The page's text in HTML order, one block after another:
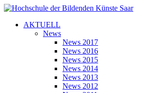
AKTUELL
News
News 2017
News 2016
News 2015
News 2014
News 2013
News 2012